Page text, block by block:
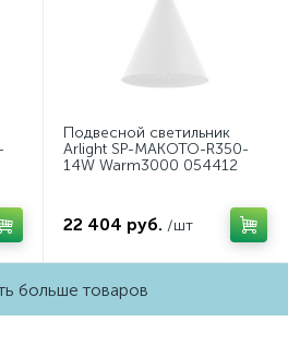
Подвесной светильник
Arlight SP-MAKOTO-R350-
14W Warm3000 054412
22 404 руб. /шт
больше товаров